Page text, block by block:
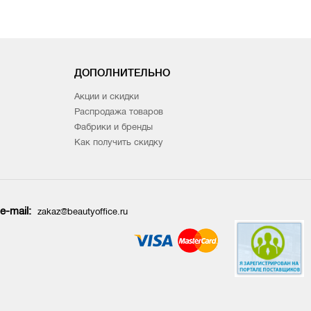
ДОПОЛНИТЕЛЬНО
Акции и скидки
Распродажа товаров
Фабрики и бренды
Как получить скидку
e-mail: zakaz@beautyoffice.ru